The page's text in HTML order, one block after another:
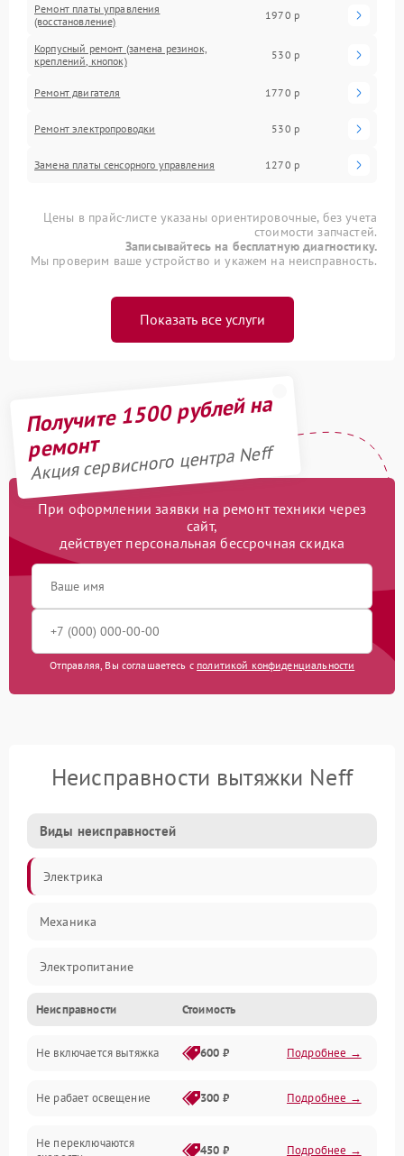
Ремонт платы управления
(восстановление)
1970 р
Корпусный ремонт (замена резинок,
креплений, кнопок)
530 р
Ремонт двигателя 1770 р
Ремонт электропроводки 530 р
Замена платы сенсорного управления 1270 р
Цены в прайс-листе указаны ориентировочные, без учета
стоимости запчастей.
Записывайтесь на бесплатную диагностику.
Мы проверим ваше устройство и укажем на неисправность.
Показать все услуги
Получите 1500 рублей на
ремонт
Акция сервисного центра Neff
При оформлении заявки на ремонт техники через
сайт,
действует персональная бессрочная скидка
Отправляя, Вы соглашаетесь с политикой конфиденциальности
Неисправности вытяжки Neff
Виды неисправностей
Электрика
Механика
Электропитание
Вентиляция
Освещение
Механические повреждения
Электроника
Неисправности Стоимость
Не включается вытяжка 600 ₽ Подробнее →
Не рабает освещение 300 ₽ Подробнее →
Не переключаются
450 ₽ Подробнее →